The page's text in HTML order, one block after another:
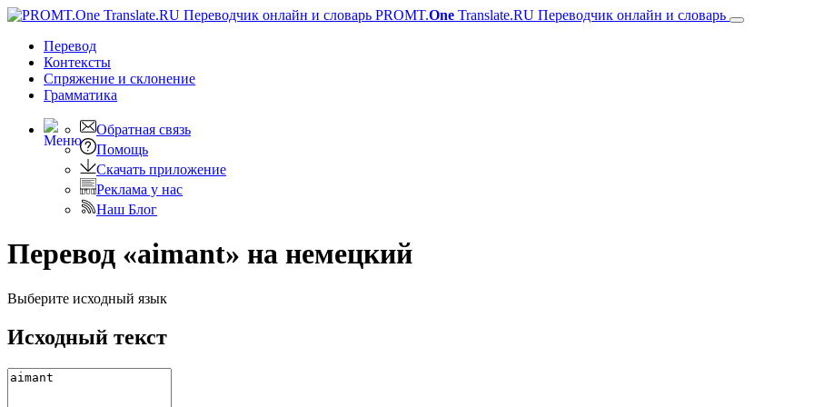
PROMT.One Translate.RU Переводчик онлайн и словарь
Перевод
Контексты
Спряжение и склонение
Грамматика
Обратная связь
Помощь
Скачать приложение
Реклама у нас
Наш Блог
Перевод «aimant» на немецкий
Выберите исходный язык
Исходный текст